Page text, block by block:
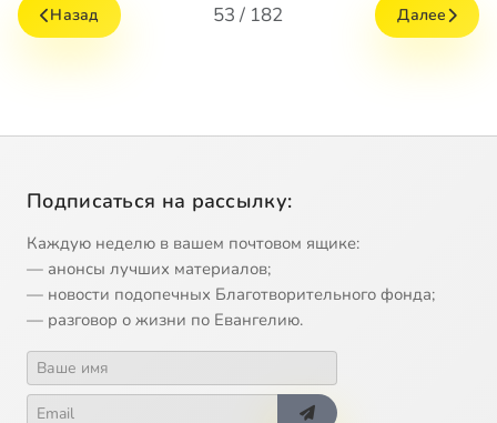
Назад 53 / 182 Далее
Подписаться на рассылку:
Каждую неделю в вашем почтовом ящике:
— анонсы лучших материалов;
— новости подопечных Благотворительного фонда;
— разговор о жизни по Евангелию.